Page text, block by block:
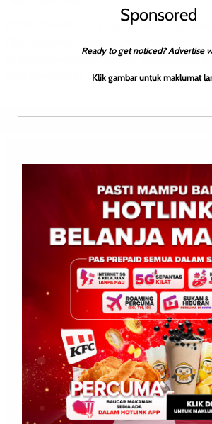
KOTA KINABALU: 16 Mac 2026 — Dari
ke industri wangian dengan melancarkan
Chrisboylondon, […]
Sponsored
Ready to get noticed? Advertise
Klik gambar untuk maklumat